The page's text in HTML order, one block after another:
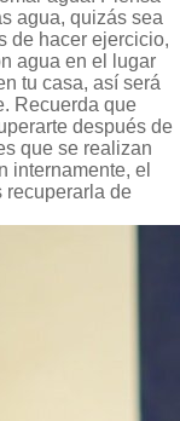
agua, quizás sea
de hacer ejercicio,
agua en el lugar
tu casa, así será
Recuerda que
después de
que se realizan
internamente, el
recuperarla de